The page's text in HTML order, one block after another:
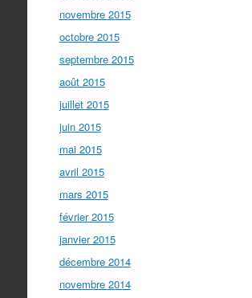
novembre 2015
octobre 2015
septembre 2015
août 2015
juillet 2015
juin 2015
mai 2015
avril 2015
mars 2015
février 2015
janvier 2015
décembre 2014
novembre 2014